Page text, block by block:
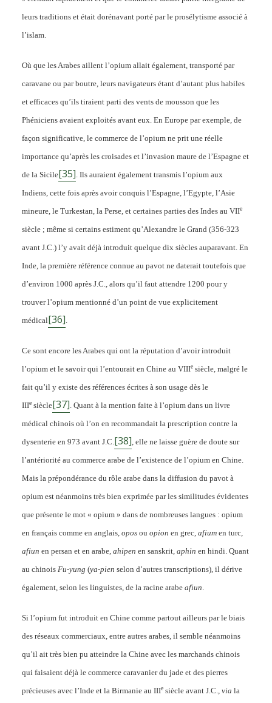
leurs traditions et était dorénavant porté par le prosélytisme associé à
l’islam.
Où que les Arabes aillent l’opium allait également, transporté par
caravane ou par boutre, leurs navigateurs étant d’autant plus habiles
et efficaces qu’ils tiraient parti des vents de mousson que les
Phéniciens avaient exploités avant eux. En Europe par exemple, de
façon significative, le commerce de l’opium ne prit une réelle
importance qu’après les croisades et l’invasion maure de l’Espagne et
de la Sicile[35] . Ils auraient également transmis l’opium aux
Indiens, cette fois après avoir conquis l’Espagne, l’Egypte, l’Asie
mineure, le Turkestan, la Perse, et certaines parties des Indes au VIIe
siècle ; même si certains estiment qu’Alexandre le Grand (356-323
avant J.C.) l’y avait déjà introduit quelque dix siècles auparavant. En
Inde, la première référence connue au pavot ne daterait toutefois que
d’environ 1000 après J.C., alors qu’il faut attendre 1200 pour y
trouver l’opium mentionné d’un point de vue explicitement
médical[36]
Ce sont encore les Arabes qui ont la réputation d’avoir introduit
l’opium et le savoir qui l’entourait en Chine au VIIIesiècle, malgré le
fait qu’il y existe des références écrites à son usage dès le
IIIe siècle[37] . Quant à la mention faite à l’opium dans un livre
médical chinois où l’on en recommandait la prescription contre la
dysenterie en 973 avant J.C. [38] , elle ne laisse guère de doute sur
l’antériorité au commerce arabe de l’existence de l’opium en Chine.
Mais la prépondérance du rôle arabe dans la diffusion du pavot à
opium est néanmoins très bien exprimée par les similitudes évidentes
que présente le mot « opium » dans de nombreuses langues : opium
en français comme en anglais, oposou opion en grec, afiumen turc,
afiun en persan et en arabe, ahipen en sanskrit, aphin en hindi. Quant
au chinois Fu-yung (ya-pien selon d’autres transcriptions), il dérive
également, selon les linguistes, de la racine arabe afiun
Si l’opium fut introduit en Chine comme partout ailleurs par le biais
des réseaux commerciaux, entre autres arabes, il semble néanmoins
qu’il ait très bien pu atteindre la Chine avec les marchands chinois
qui faisaient déjà le commerce caravanier du jade et des pierres
précieuses avec l’Inde et la Birmanie au IIIesiècle avant J.C., via la